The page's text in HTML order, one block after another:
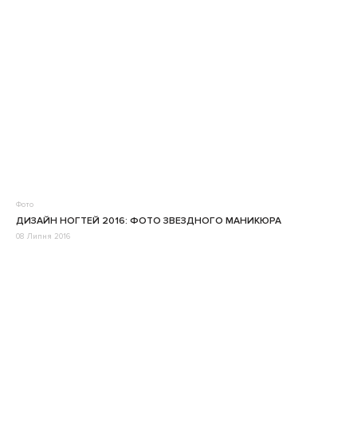
Фото
ДИЗАЙН НОГТЕЙ 2016: ФОТО ЗВЕЗДНОГО МАНИКЮРА
08 Липня 2016